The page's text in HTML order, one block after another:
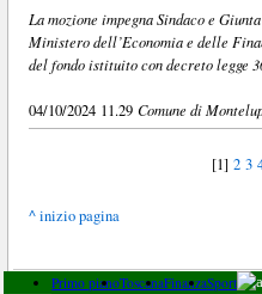
La mozione impegna Sindaco e
Ministero dell’Economia e delle
del fondo istituito con decreto legge
04/10/2024 11.29 Comune di
[1]2 3
^ inizio pagina
Primo pianoToscanaFinanzaSport